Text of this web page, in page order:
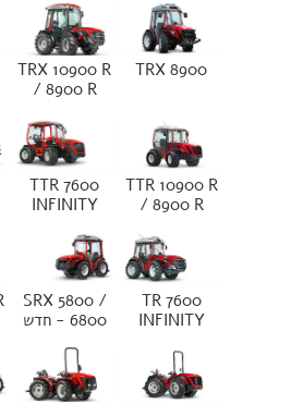
TRX 8900
TRX 10900 R
/ 8900 R
TTR 10900 R
/ 8900 R
TTR 7600
INFINITY
TR 7600
INFINITY
SRX 5800 /
6800 - חדש